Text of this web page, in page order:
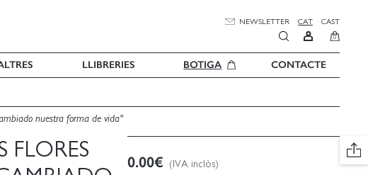
NEWSLETTER CAT CAST
0
LLIBRERIES BOTIGA CONTACTE
nuestra forma de vida"
FLORES
0.00€ (IVA inclòs)